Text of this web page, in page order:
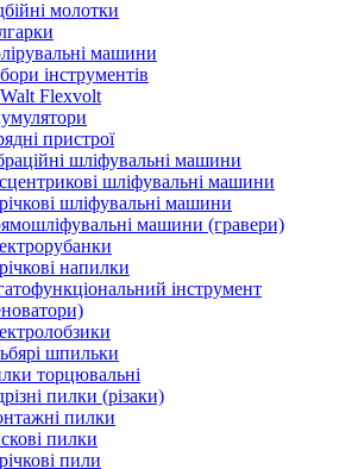
молотки
машини
інструментів
Flexvolt
пристрої
шліфувальні машини
шліфувальні машини
шліфувальні машини
машини (гравери)
напилки
інструмент
шпильки
торцювальні
пилки (різаки)
пилки
пилки
пили